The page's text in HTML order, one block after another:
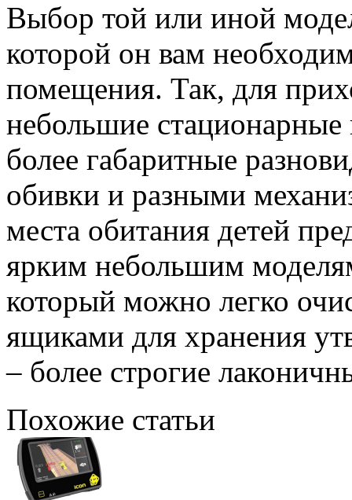
Выбор той или иной
которой он вам
помещения. Так, для
небольшие стационарные
более габаритные
обивки и разными
места обитания детей
ярким небольшим
который можно легко
ящиками для хранения
– более строгие
Похожие статьи